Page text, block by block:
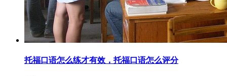
托福口语怎么练才有效，托福口语怎么评分